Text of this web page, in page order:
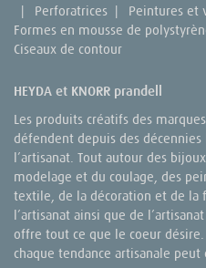
|
Perforatrices | Peintures et
Formes en mousse de
Ciseaux de contour
HEYDA et KNORR prandell
Les produits créatifs des
défendent depuis des
l’artisanat. Tout autour des
modelage et du coulage, des
textile, de la décoration et de la
l’artisanat ainsi que de
offre tout ce que le coeur
chaque tendance artisanale